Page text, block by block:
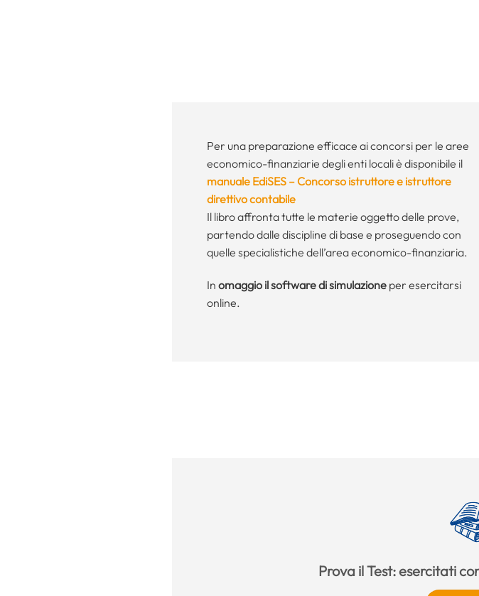
Per una preparazione efficace ai concorsi per le aree
economico-finanziarie degli enti locali è disponibile il
manuale EdiSES – Concorso istruttore e istruttore
direttivo contabile
Il libro affronta tutte le materie oggetto delle prove,
partendo dalle discipline di base e proseguendo con
quelle specialistiche dell’area economico-finanziaria.
In omaggio il software di simulazioneper esercitarsi
online.
Prova il Test: esercitati